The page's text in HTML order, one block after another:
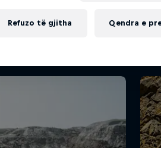
Refuzo të gjitha Qendra e